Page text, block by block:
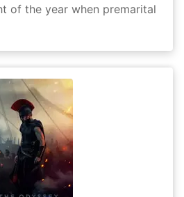
of the year when premarital